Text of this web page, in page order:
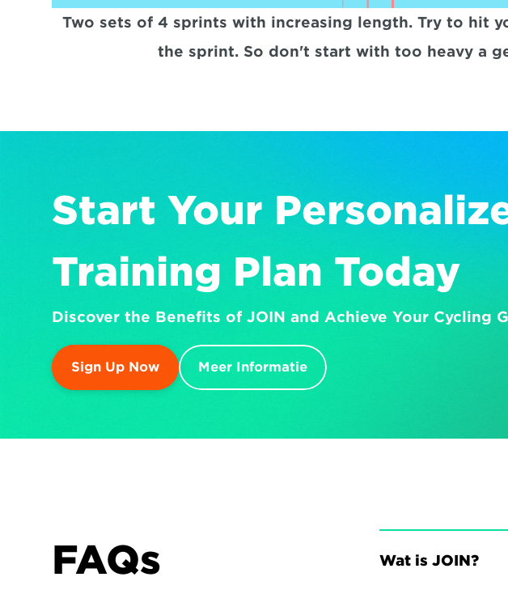
Two sets of 4 sprints with increasing length. Try to hit
the sprint. So don't start with too heavy a
Start Your
Training Plan Today
Discover the Benefits of JOIN and Achieve Your Cycling
Sign Up Now Meer Informatie
FAQs Wat is JOIN?